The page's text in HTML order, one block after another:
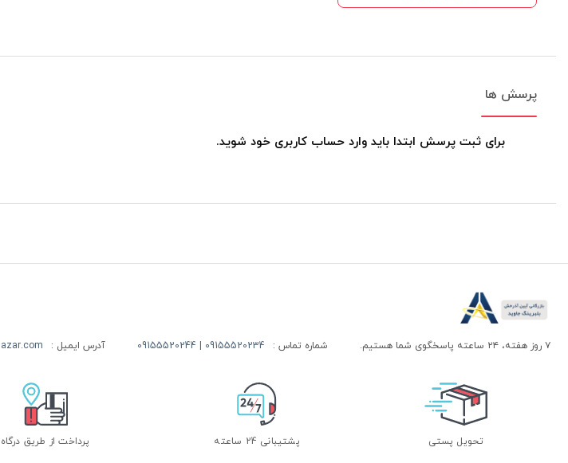
پرسش ها
برای ثبت پرسش ابتدا باید وارد حساب کاربری خود شوید.
۷ روز هفته، ۲۴ ساعته پاسخگوی شما هستیم. شماره تماس : 09155520234 | 09155520244 آدرس ایمیل :
تحویل پستی پشتیبانی 24 ساعته پرداخت از طریق درگاه